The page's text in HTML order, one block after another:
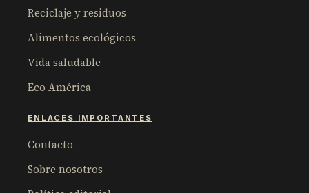
Reciclaje y residuos
Alimentos ecológicos
Vida saludable
Eco América
ENLACES IMPORTANTES
Contacto
Sobre nosotros